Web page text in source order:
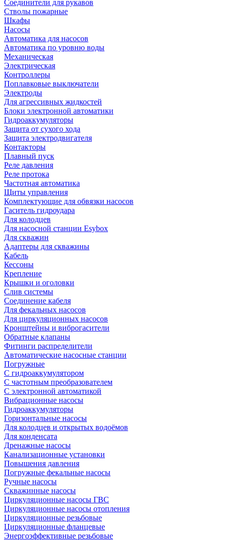
Соединители для рукавов
Стволы пожарные
Шкафы
Насосы
Автоматика для насосов
Автоматика по уровню воды
Механическая
Электрическая
Контроллеры
Поплавковые выключатели
Электроды
Для агрессивных жидкостей
Блоки электронной автоматики
Гидроаккумуляторы
Защита от сухого хода
Защита электродвигателя
Контакторы
Плавный пуск
Реле давления
Реле протока
Частотная автоматика
Щиты управления
Комплектующие для обвязки насосов
Гаситель гидроудара
Для колодцев
Для насосной станции Esybox
Для скважин
Адаптеры для скважины
Кабель
Кессоны
Крепление
Крышки и оголовки
Слив системы
Соединение кабеля
Для фекальных насосов
Для циркуляционных насосов
Кронштейны и виброгасители
Обратные клапаны
Фитинги распределители
Автоматические насосные станции
Погружные
С гидроаккумулятором
С частотным преобразователем
С электронной автоматикой
Вибрационные насосы
Гидроаккумуляторы
Горизонтальные насосы
Для колодцев и открытых водоёмов
Для конденсата
Дренажные насосы
Канализационные установки
Повышения давления
Погружные фекальные насосы
Ручные насосы
Скважинные насосы
Циркуляционные насосы ГВС
Циркуляционные насосы отопления
Циркуляционные резьбовые
Циркуляционные фланцевые
Энергоэффективные резьбовые